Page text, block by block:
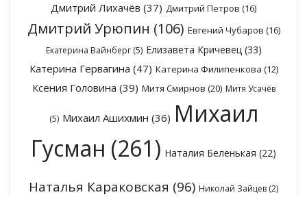
Дмитрий Лихачёв (37) Дмитрий Петров (16)
Дмитрий Урюпин (106) Евгений Чубаров (16)
Екатерина Вайнберг(5) Елизавета Кричевец(33)
Катерина Гервагина (47) Катерина Филипенкова (12)
Ксения Головина (39) Митя Смирнов (20) Митя Усачёв
(5) Михаил Ашихмин (36) Михаил
Гусман (261) Наталия Беленькая (22)
Наталья Караковская (96) Николай Зайцев (2)